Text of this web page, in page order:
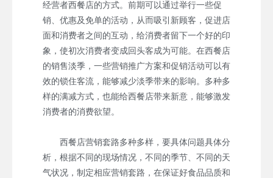
经营者西餐店的方式。前期可以通过举行一些促
销、优惠及免单的活动，从而吸引新顾客，促进店
面和消费者之间的互动，给消费者留下一个好的印
象，使初次消费者变成回头客成为可能。在西餐店
的销售淡季，一些营销推广方案和促销活动可以有
效的锁住客流，能够减少淡季带来的影响。多种多
样的满减方式，也能给西餐店带来新意，能够激发
消费者的消费欲望。
西餐店营销套路多种多样，要具体问题具体分
析，根据不同的现场情况，不同的季节、不同的天
气状况，制定相应营销套路，在保证好食品品质和